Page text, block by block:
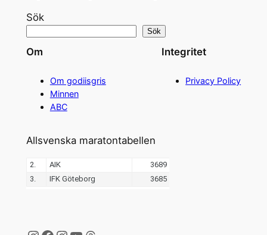
Sök
Sök
Om
Om godiisgris
Minnen
ABC
Integritet
Privacy Policy
Allsvenska maratontabellen